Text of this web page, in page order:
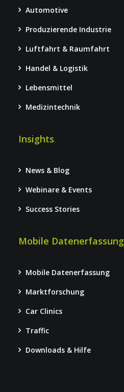
Automotive
Produzierende Industrie
Luftfahrt & Raumfahrt
Handel & Logistik
Lebensmittel
Medizintechnik
Insights
News & Blog
Webinare & Events
Success Stories
Mobile Datenerfassung
Mobile Datenerfassung
Marktforschung
Car Clinics
Traffic
Downloads & Hilfe